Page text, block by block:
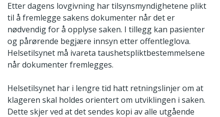
Etter dagens lovgivning har tilsynsmyndighetene plikt
til å fremlegge sakens dokumenter når det er
nødvendig for å opplyse saken. I tillegg kan pasienter
og pårørende begjære innsyn etter offentleglova.
Helsetilsynet må ivareta taushetspliktbestemmelsene
når dokumenter fremlegges.
Helsetilsynet har i lengre tid hatt retningslinjer om at
klageren skal holdes orientert om utviklingen i saken.
Dette skjer ved at det sendes kopi av alle utgående